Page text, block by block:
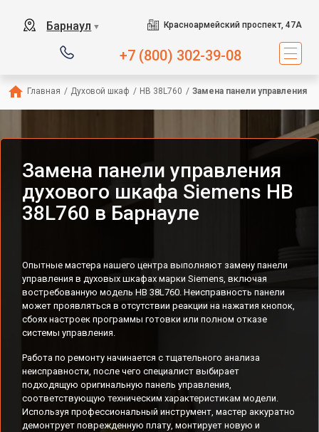
Барнаул ▼ Красноармейский проспект, 47А
+7 (800) 302-39-08
Главная / Духовой шкаф / HB 38L760 / Замена панели управления
Замена панели управления
духового шкафа Siemens HB
38L760 в Барнауле
Опытные мастера нашего центра выполняют замену панели
управления в духовых шкафах марки Siemens, включая
востребованную модель HB 38L760. Неисправность панели
может проявляться в отсутствии реакции на нажатия кнопок,
сбоях настроек программы готовки или полном отказе
системы управления.
Работа по ремонту начинается с тщательного анализа
неисправности, после чего специалист выбирает
подходящую оригинальную панель управления,
соответствующую техническим характеристикам модели.
Используя профессиональный инструмент, мастер аккуратно
демонтрует поврежденную плату, монтирует новую и